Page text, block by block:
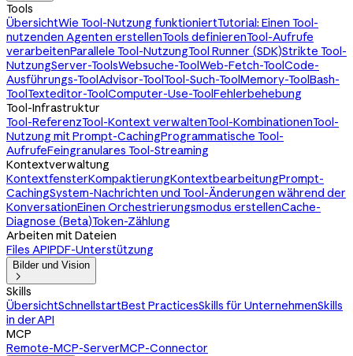
Tools
ÜbersichtWie Tool-Nutzung funktioniertTutorial: Einen Tool-
nutzenden Agenten erstellenTools definierenTool-Aufrufe
verarbeitenParallele Tool-NutzungTool Runner (SDK)Strikte Tool-
NutzungServer-ToolsWebsuche-ToolWeb-Fetch-ToolCode-
Ausführungs-ToolAdvisor-ToolTool-Such-ToolMemory-ToolBash-
ToolTexteditor-ToolComputer-Use-ToolFehlerbehebung
Tool-Infrastruktur
Tool-ReferenzTool-Kontext verwaltenTool-KombinationenTool-
Nutzung mit Prompt-CachingProgrammatische Tool-
AufrufeFeingranulares Tool-Streaming
Kontextverwaltung
KontextfensterKompaktierungKontextbearbeitungPrompt-
CachingSystem-Nachrichten und Tool-Änderungen während der
KonversationEinen Orchestrierungsmodus erstellenCache-
Diagnose (Beta)Token-Zählung
Arbeiten mit Dateien
Files APIPDF-Unterstützung
Bilder und Vision

Skills
ÜbersichtSchnellstartBest PracticesSkills für UnternehmenSkills
in der API
MCP
Remote-MCP-ServerMCP-Connector